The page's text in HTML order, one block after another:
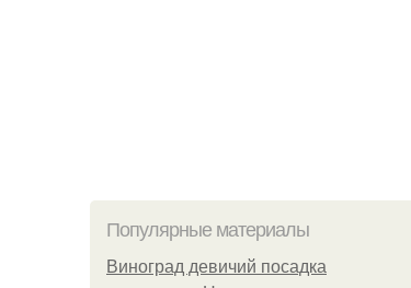
Популярные материалы
Виноград девичий посадка